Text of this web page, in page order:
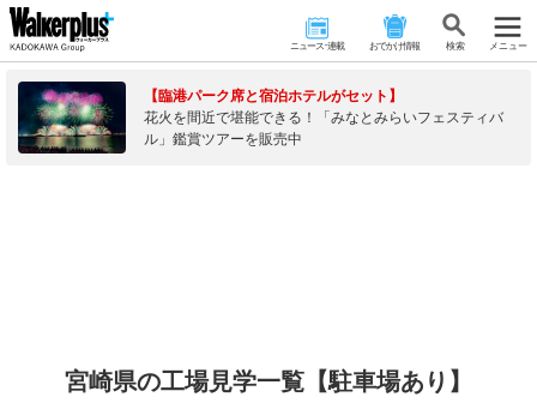
ニュース･連載 おでかけ情報 検 索 メニュー
【臨港パーク席と宿泊ホテルがセット】
花火を間近で堪能できる！「みなとみらいフェスティバ
ル」鑑賞ツアーを販売中
宮崎県の工場見学一覧【駐車場あり】